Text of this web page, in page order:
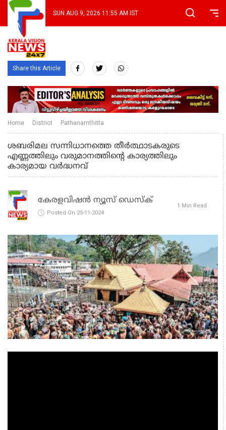
SUN AUG 9, 2026 11:55 AM IST
Share this Article
Home District Pathanamthitta
ശബരിമല സന്നിധാനത്തെ തീർത്ഥാടകരുടെ
എണ്ണത്തിലും വരുമാനത്തിന്റെ കാര്യത്തിലും
കാര്യമായ വർദ്ധനവ്
കേരളവിഷൻ ന്യൂസ് ഡെസ്‌ക്
Posted On 25-11-2024
1 Min Read